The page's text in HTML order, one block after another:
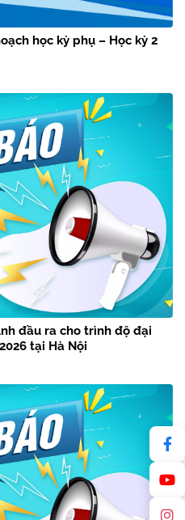
học kỳ phụ – Học kỳ 2
đầu ra cho trình độ đại
tại Hà Nội